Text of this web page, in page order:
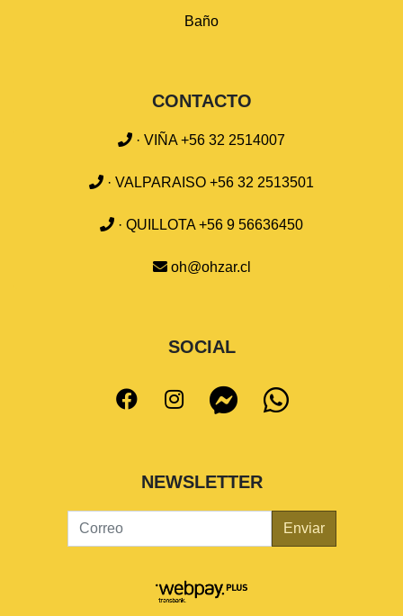
Baño
CONTACTO
· VIÑA +56 32 2514007
· VALPARAISO +56 32 2513501
· QUILLOTA +56 9 56636450
oh@ohzar.cl
SOCIAL
NEWSLETTER
Enviar